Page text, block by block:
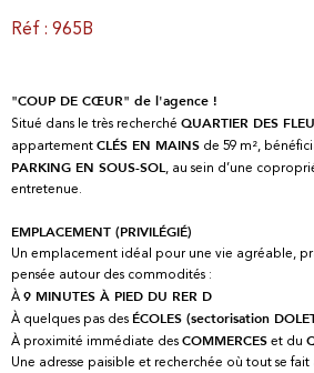
Réf : 965B
"COUP DE CŒUR" de l'agence !
Situé dans le très recherché QUARTIER DES
appartement CLÉS EN MAINS de 59 m²,
PARKING EN SOUS-SOL , au sein d’une
entretenue.
EMPLACEMENT (PRIVILÉGIÉ)
Un emplacement idéal pour une vie agréable,
pensée autour des commodités :
À 9 MINUTES À PIED DU RER D
À quelques pas des ÉCOLES (sectorisation
À proximité immédiate des COMMERCES et du
Une adresse paisible et recherchée où tout se